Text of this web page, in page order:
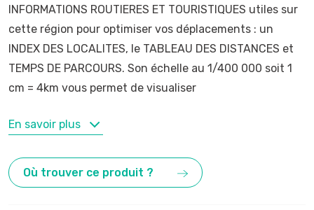
INFORMATIONS ROUTIERES ET TOURISTIQUES utiles sur
cette région pour optimiser vos déplacements : un
INDEX DES LOCALITES, le TABLEAU DES DISTANCES et
TEMPS DE PARCOURS. Son échelle au 1/400 000 soit 1
cm = 4km vous permet de visualiser
MOTS-CLÉS
En savoir plus
Où trouver ce produit ?